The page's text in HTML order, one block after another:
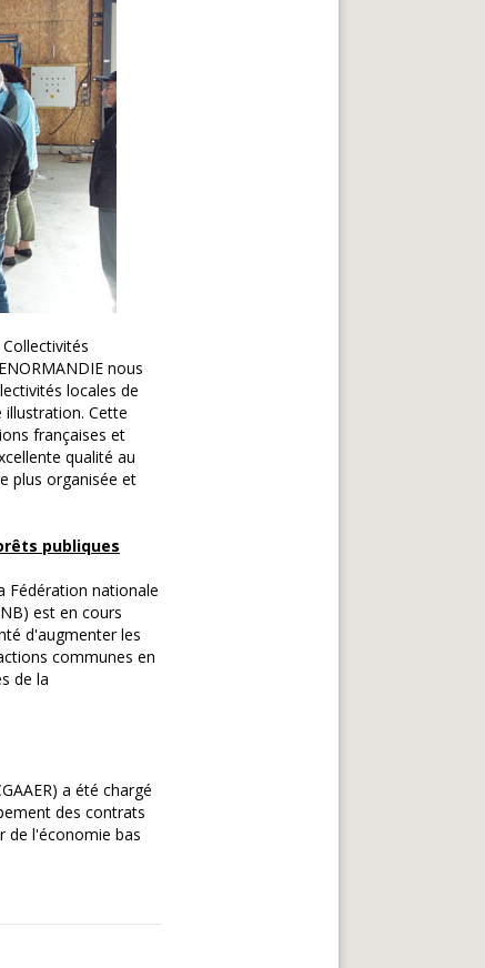
nous
locales de
Cette
françaises et
qualité au
plus organisée et
publiques
Fédération nationale
est en cours
d'augmenter les
communes en
de la
a été chargé
des contrats
de l'économie bas